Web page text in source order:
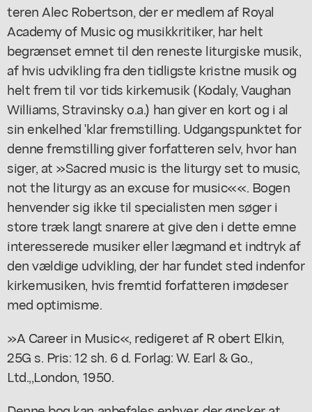
teren Alec Robertson, der er medlem af Royal
Academy of Music og musikkritiker, har helt
begrænset emnet til den reneste liturgiske musik,
af hvis udvikling fra den tidligste kristne musik og
helt frem til vor tids kirkemusik (Kodaly, Vaughan
Williams, Stravinsky o.a.) han giver en kort og i al
sin enkelhed 'klar fremstilling. Udgangspunktet for
denne fremstilling giver forfatteren selv, hvor han
siger, at »Sacred music is the liturgy set to music,
not the liturgy as an excuse for music««. Bogen
henvender sig ikke til specialisten men søger i
store træk langt snarere at give den i dette emne
interesserede musiker eller lægmand et indtryk af
den vældige udvikling, der har fundet sted indenfor
kirkemusiken, hvis fremtid forfatteren imødeser
med optimisme.
»A Career in Music«, redigeret af R obert Elkin,
25G s. Pris: 12 sh. 6 d. Forlag: W. Earl & Go.,
Ltd.,,London, 1950.